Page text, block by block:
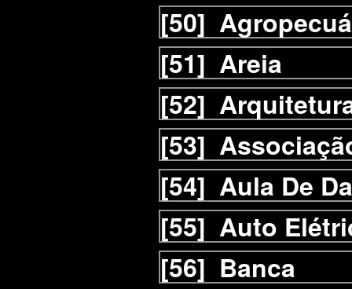
[50]
[51] Areia
[52]
[53]
[54] Aula De
[55] Auto
[56] Banca